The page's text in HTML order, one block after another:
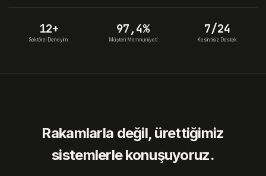
12+
Sektörel Deneyim
97,4%
Müşteri Memnuniyeti
7/24
Kesintisiz Destek
Rakamlarla değil, ürettiğimiz
sistemlerle konuşuyoruz.